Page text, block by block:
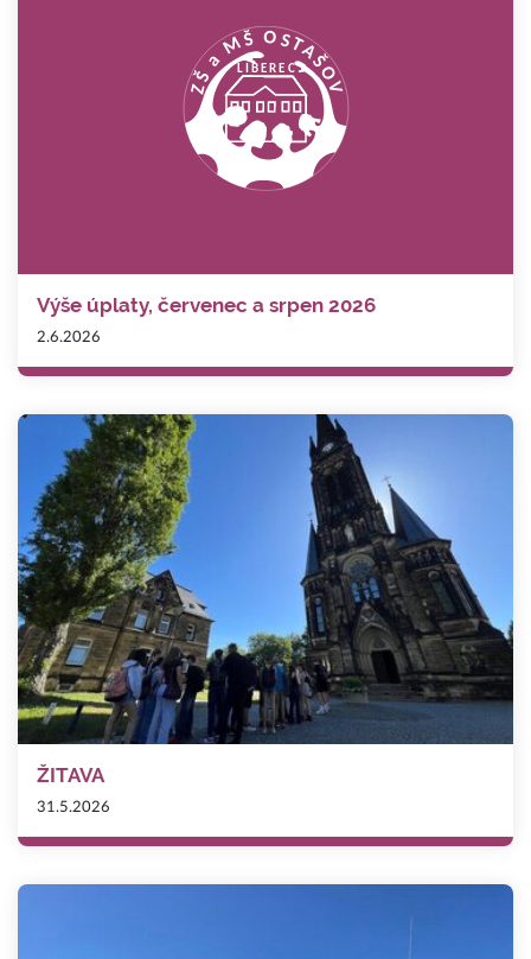
Výše úplaty, červenec a srpen 2026
2.6.2026
ŽITAVA
31.5.2026